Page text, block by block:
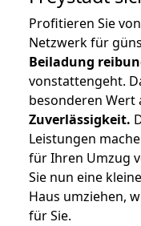
Profitieren Sie
Netzwerk für
Beiladung
vonstattengeht.
besonderen Wert
Zuverlässigkeit.
Leistungen
für Ihren Umzug
Sie nun eine
Haus umziehen,
für Sie.